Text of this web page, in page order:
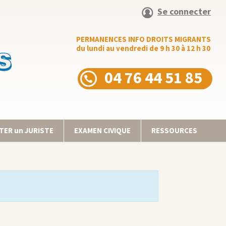
Se connecter
PERMANENCES INFO DROITS MIGRANTS
du lundi au vendredi de 9 h 30 à 12 h 30
04 76 44 51 85
un JURISTE EXAMEN CIVIQUE RESSOURCES